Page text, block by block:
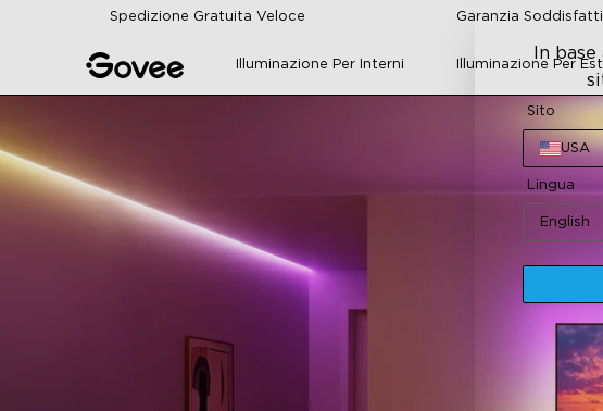
Skip to contentSpedizione Gratuita Veloce Garanzia
Illuminazione Per Interni Illuminazione Per
In
Sito
USA
Lingua
English